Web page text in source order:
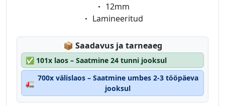
Eigenschaft:
12mm
Eigenschaft:
Lamineeritud
📦 Lagerstatus:
Saadavus ja tarneaeg
✅ 101x laos – Saatmine 24 tunni jooksul
🚛
700x välislaos – Saatmine umbes 2-3 tööpäeva
jooksul